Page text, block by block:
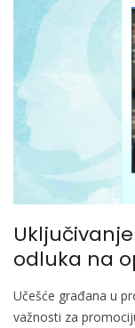
odluka na
Učešće građana u
važnosti za